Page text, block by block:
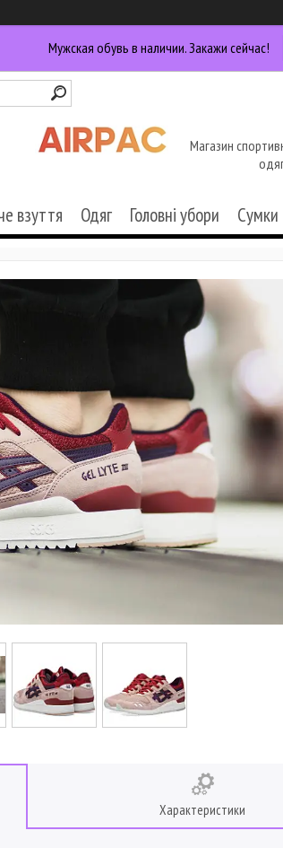
Мужская обувь в наличии. Закажи сейчас!
Магазин
взуття Одяг Головні убори Сумки
Характеристики